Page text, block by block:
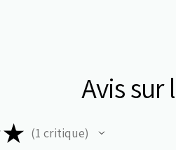
Avis sur
★ 1 critique